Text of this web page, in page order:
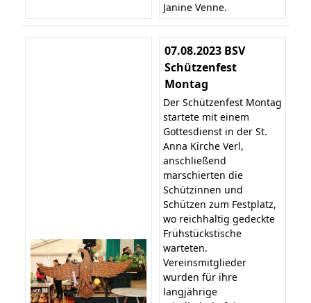
Janine Venne.
07.08.2023 BSV
Schützenfest
Montag
Der Schützenfest Montag
startete mit einem
Gottesdienst in der St.
Anna Kirche Verl,
anschließend
marschierten die
Schützinnen und
Schützen zum Festplatz,
wo reichhaltig gedeckte
Frühstückstische
warteten.
Vereinsmitglieder
wurden für ihre
langjährige